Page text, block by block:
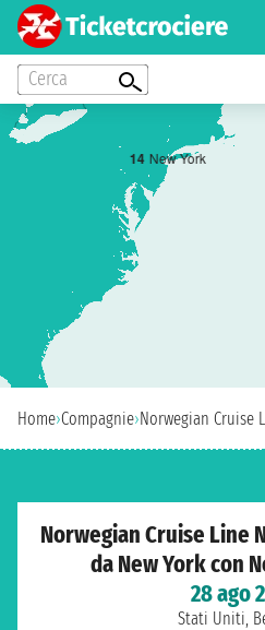
Cerca
14 New York
Home›Compagnie›Norwegian Cruise
Norwegian Cruise Line
da New York con
28 ago
Stati Uniti,